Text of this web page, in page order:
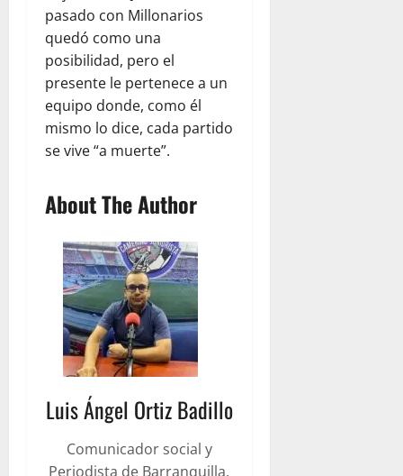
pasado con Millonarios
quedó como una
posibilidad, pero el
presente le pertenece a un
equipo donde, como él
mismo lo dice, cada partido
se vive “a muerte”.
About The Author
Luis Ángel Ortiz Badillo
Comunicador social y
Periodista de Barranquilla.